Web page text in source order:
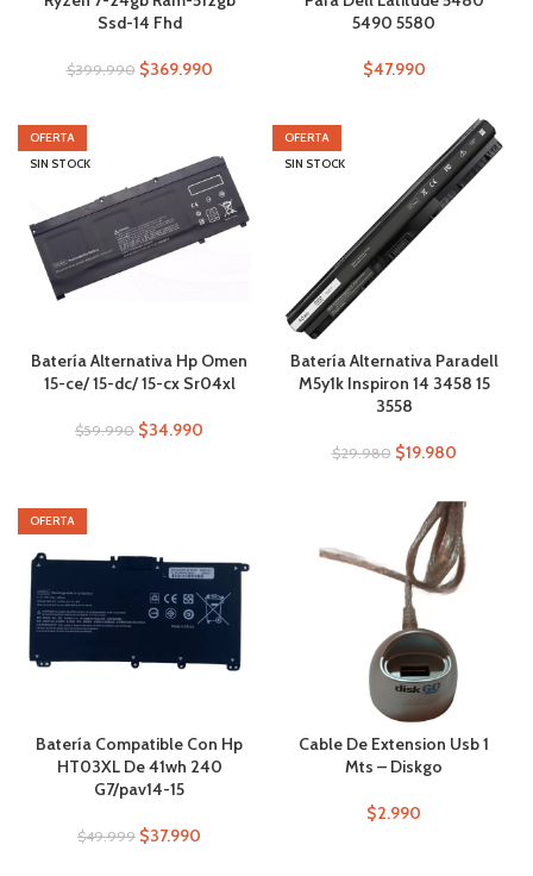
Ssd-14 Fhd
$399.990 $369.990
5490 5580
$47.990
OFERTA
SIN STOCK
Batería Alternativa Hp Omen
15-ce/ 15-dc/ 15-cx Sr04xl
$59.990 $34.990
OFERTA
SIN STOCK
Batería Alternativa Paradell
M5y1k Inspiron 14 3458 15
3558
$29.980 $19.980
OFERTA
Batería Compatible Con Hp
HT03XL De 41wh 240
G7/pav14-15
$49.999 $37.990
Cable De Extension Usb 1
Mts – Diskgo
$2.990